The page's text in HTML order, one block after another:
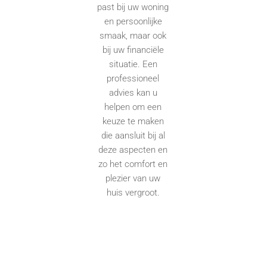
past bij uw woning
en persoonlijke
smaak, maar ook
bij uw financiële
situatie. Een
professioneel
advies kan u
helpen om een
keuze te maken
die aansluit bij al
deze aspecten en
zo het comfort en
plezier van uw
huis vergroot.